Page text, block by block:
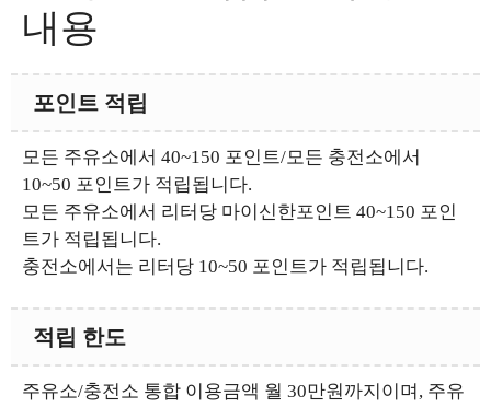
내용
포인트 적립
모든 주유소에서 40~150 포인트/모든 충전소에서
10~50 포인트가 적립됩니다.
모든 주유소에서 리터당 마이신한포인트 40~150 포인
트가 적립됩니다.
충전소에서는 리터당 10~50 포인트가 적립됩니다.
적립 한도
주유소/충전소 통합 이용금액 월 30만원까지이며, 주유